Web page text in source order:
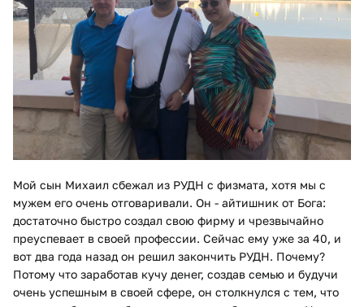
Мой сын Михаил сбежал из РУДН с физмата, хотя мы с
мужем его очень отговаривали. Он - айтишник от Бога:
достаточно быстро создал свою фирму и чрезвычайно
преуспевает в своей профессии. Сейчас ему уже за 40, и
вот два года назад он решил закончить РУДН. Почему?
Потому что заработав кучу денег, создав семью и будучи
очень успешным в своей сфере, он столкнулся с тем, что